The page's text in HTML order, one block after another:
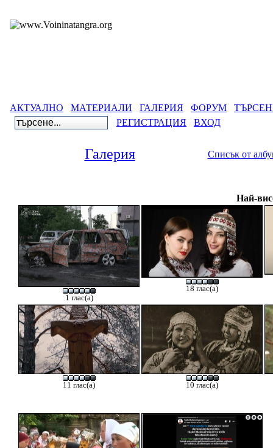
АКТУАЛНО МАТЕРИАЛИ ГАЛЕРИЯ ФОРУМ
РЕГИСТРАЦИЯ
ВХОД
Галерия Списък от
Най-
1 глас(а)
18 глас(а)
11 глас(а) 10 глас(а)